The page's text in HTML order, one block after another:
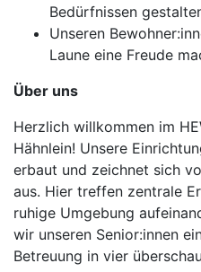
Bedürfnissen
Unseren
Laune eine Freude
Über uns
Herzlich willkommen im
Hähnlein! Unsere
erbaut und zeichnet sich
aus. Hier treffen zentrale
ruhige Umgebung
wir unseren Senior:innen
Betreuung in vier